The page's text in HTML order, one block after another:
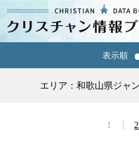
情報ブックとは
表示順
エリア：和歌山県ジャ
1 2